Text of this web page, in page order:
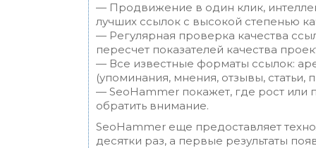
— Продвижение в один клик,
лучших ссылок с высокой степенью
— Регулярная проверка качества
пересчет показателей качества
— Все известные форматы ссылок:
(упоминания, мнения, отзывы, статьи,
— SeoHammer покажет, где рост или
обратить внимание.
SeoHammer еще предоставляет
десятки раз, а первые результаты